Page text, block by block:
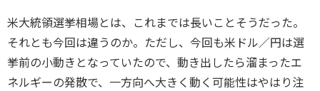
米大統領選挙相場とは、これまでは長いことそうだった。
それとも今回は違うのか。ただし、今回も米ドル／円は選
挙前の小動きとなっていたので、動き出したら溜まったエ
ネルギーの発散で、一方向へ大きく動く可能性はやはり注